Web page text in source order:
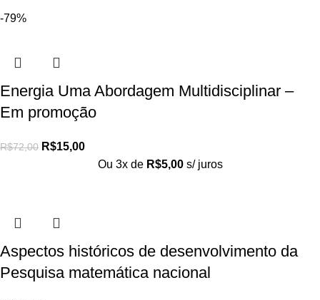
-79%
Energia Uma Abordagem Multidisciplinar –
Em promoção
R$72,00 R$15,00
Ou 3x de R$5,00 s/ juros
Aspectos históricos de desenvolvimento da
Pesquisa matemática nacional